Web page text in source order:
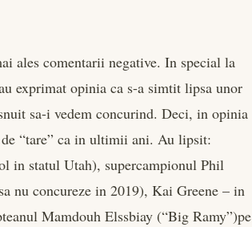
ales comentarii negative. In special la
exprimat opinia ca s-a simtit lipsa unor
sa-i vedem concurind. Deci, in opinia
“tare” ca in ultimii ani. Au lipsit:
in statul Utah), supercampionul Phil
nu concureze in 2019), Kai Greene – in
Mamdouh Elssbiay (“Big Ramy”)pe